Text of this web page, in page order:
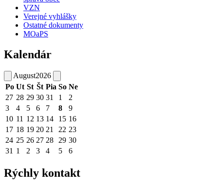
VZN
Verejné vyhlášky
Ostatné dokumenty
MOaPS
Kalendár
August2026
Po Ut St Št Pia So Ne
27 28 29 30 31 1
2
3
4 5 6 7 8
9
10 11 12 13 14 15 16
17 18 19 20 21 22 23
24 25 26 27 28 29 30
31 1 2 3 4 5 6
Rýchly kontakt